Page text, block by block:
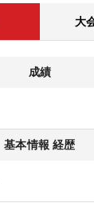
大
成績
基本情報 経歴